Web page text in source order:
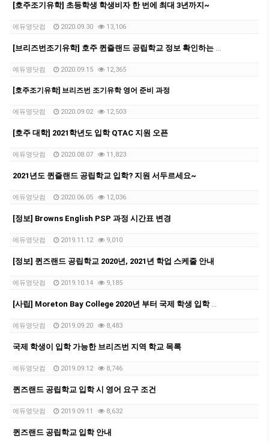
[호주조기유학] 초등학생 학생비자 한 번에 최대 3년까지~
에듀영닷컴 2020.09.30 13,106
[브리즈번조기유학] 호주 퀸즐랜드 공립학교 정보 확인하는 방법
에듀영닷컴 2020.09.15 12,365
[호주조기유학] 브리즈번 조기유학 영어 준비 과정
에듀영닷컴 2020.09.02 12,503
[호주 대학] 2021학년도 입학 QTAC 지원 오픈
에듀영닷컴 2020.08.07 11,823
2021년도 퀸즐랜드 공립학교 입학? 지원 서두르세요~
에듀영닷컴 2020.06.05 12,036
[정보] Browns English PSP 과정 시간표 변경
에듀영닷컴 2019.11.12 9,010
[정보] 퀸즈랜드 공립학교 2020년, 2021년 학업 스케줄 안내
에듀영닷컴 2019.10.14 9,185
[사립] Moreton Bay College 2020년 부터 국제 학생 입학 허용
에듀영닷컴 2019.09.20 8,483
국제 학생이 입학 가능한 브리즈번 지역 학교 목록
에듀영닷컴 2019.09.12 8,746
퀸즈랜드 공립학교 입학 시 영어 요구 조건
에듀영닷컴 2019.09.11 8,632
퀸즈랜드 공립학교 입학 안내